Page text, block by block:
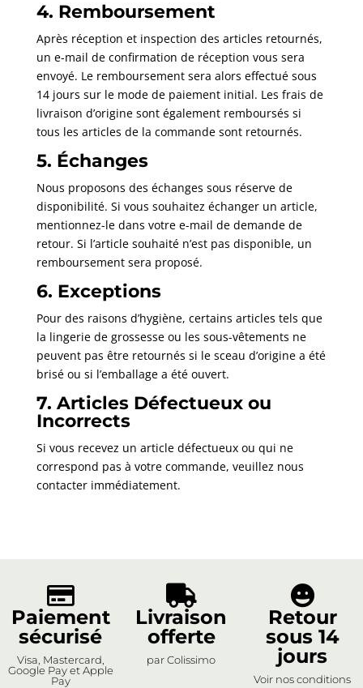
4. Remboursement
Après réception et inspection des articles retournés,
un e-mail de confirmation de réception vous sera
envoyé. Le remboursement sera alors effectué sous
14 jours sur le mode de paiement initial. Les frais de
livraison d’origine sont également remboursés si
tous les articles de la commande sont retournés.
5. Échanges
Nous proposons des échanges sous réserve de
disponibilité. Si vous souhaitez échanger un article,
mentionnez-le dans votre e-mail de demande de
retour. Si l’article souhaité n’est pas disponible, un
remboursement sera proposé.
6. Exceptions
Pour des raisons d’hygiène, certains articles tels que
la lingerie de grossesse ou les sous-vêtements ne
peuvent pas être retournés si le sceau d’origine a été
brisé ou si l’emballage a été ouvert.
7. Articles Défectueux ou
Incorrects
Si vous recevez un article défectueux ou qui ne
correspond pas à votre commande, veuillez nous
contacter immédiatement.

Paiement
sécurisé
Visa, Mastercard,
Google Pay et Apple
Pay

Livraison
offerte
par Colissimo

Retour
sous 14
jours
Voir nos conditions